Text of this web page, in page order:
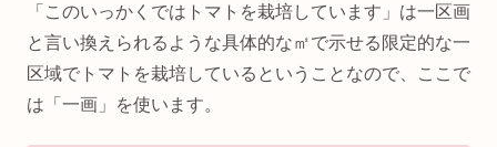
「このいっかくではトマトを栽培しています」は一区画
と言い換えられるような具体的な㎡で示せる限定的な一
区域でトマトを栽培しているということなので、ここで
は「一画」を使います。